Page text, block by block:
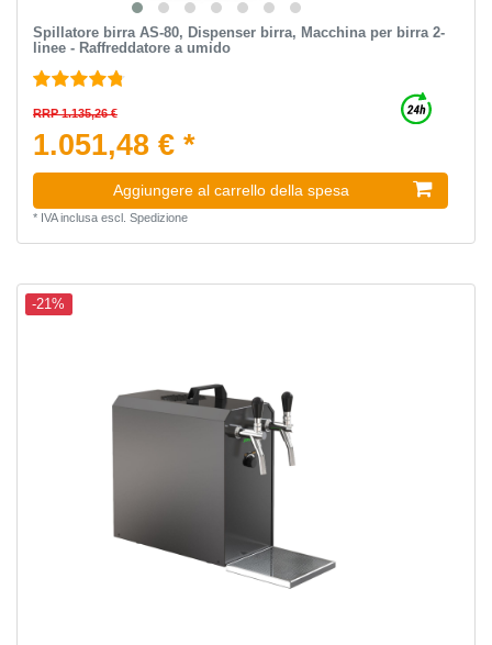
Spillatore birra AS-80, Dispenser birra, Macchina per birra 2-
linee - Raffreddatore a umido
RRP 1.135,26 €
1.051,48 € *
Aggiungere al carrello della spesa
* IVA inclusaescl. Spedizione
-21%